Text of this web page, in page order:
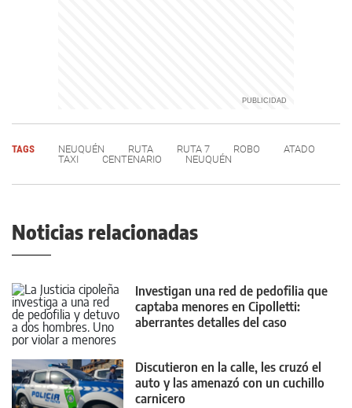
TAGS NEUQUÉN RUTA RUTA 7 ROBO
ATADO
TAXI
CENTENARIO NEUQUÉN
Noticias relacionadas
Investigan una red de pedofilia que
captaba menores en Cipolletti:
aberrantes detalles del caso
Discutieron en la calle, les cruzó el
auto y las amenazó con un cuchillo
carnicero